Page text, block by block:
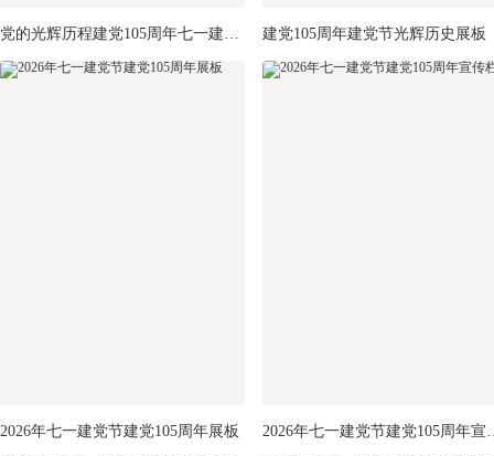
党的光辉历程建党105周年七一建党节展板 建党105周年建党节光辉历史展板
2026年七一建党节建党105周年展板 2026年七